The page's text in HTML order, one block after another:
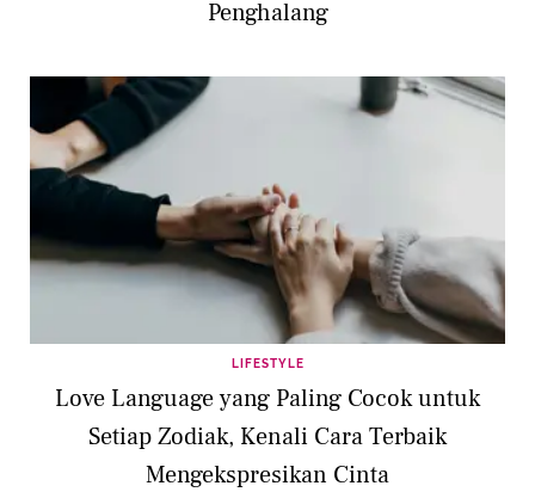
Penghalang
LIFESTYLE
Love Language yang Paling Cocok untuk
Setiap Zodiak, Kenali Cara Terbaik
Mengekspresikan Cinta